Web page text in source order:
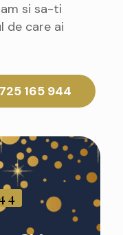
si sa-ti
de care ai
165 944